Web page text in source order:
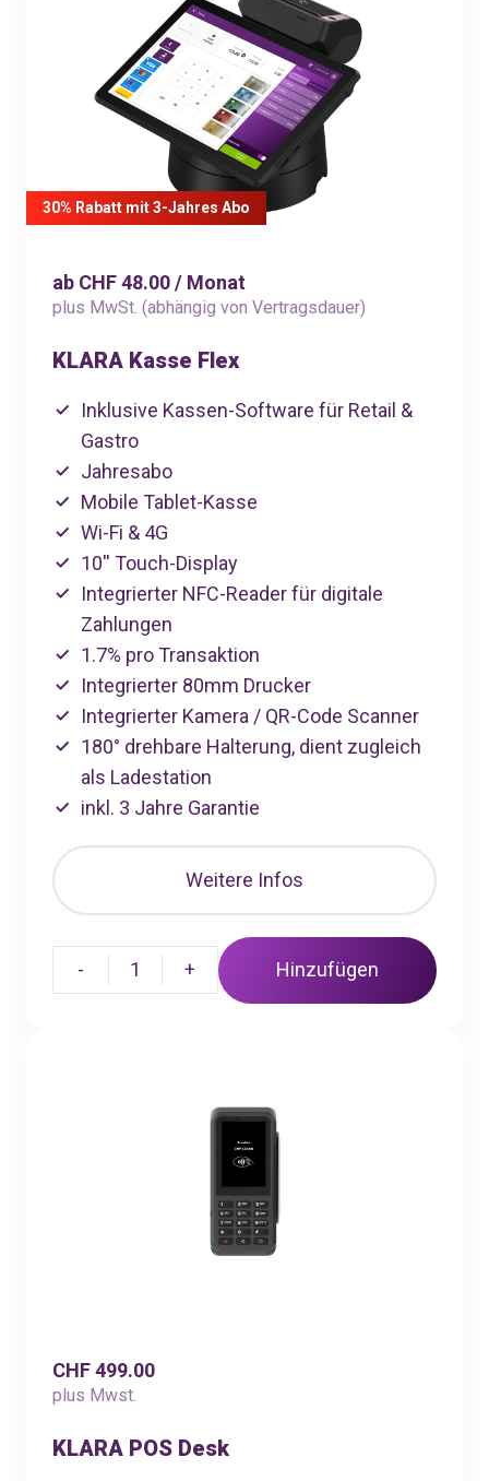
30% Rabatt mit 3-Jahres Abo
ab CHF 48.00 / Monat
plus MwSt. (abhängig von Vertragsdauer)
KLARA Kasse Flex
Inklusive Kassen-Software für Retail &
Gastro
Jahresabo
Mobile Tablet-Kasse
Wi-Fi & 4G
10'' Touch-Display
Integrierter NFC-Reader für digitale
Zahlungen
1.7% pro Transaktion
Integrierter 80mm Drucker
Integrierter Kamera / QR-Code Scanner
180° drehbare Halterung, dient zugleich
als Ladestation
inkl. 3 Jahre Garantie
Weitere Infos
- 1 + Hinzufügen
CHF 499.00
plus Mwst.
KLARA POS Desk